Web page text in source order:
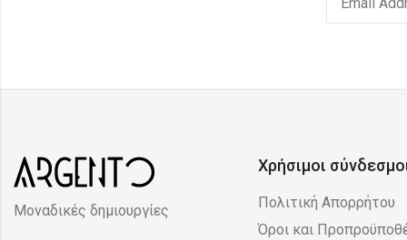
Μοναδικές δημιουργίες
Χρήσιμοι
Πολιτική Απορρήτου
Όροι και